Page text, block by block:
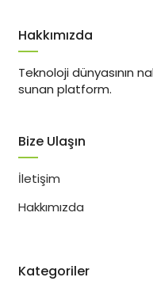
Hakkımızda
Teknoloji dünyasının
sunan platform.
Bize Ulaşın
İletişim
Hakkımızda
Kategoriler